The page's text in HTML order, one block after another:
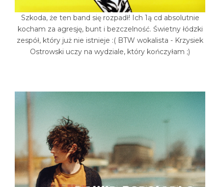
Szkoda, że ten band się rozpadł! Ich 1ą cd absolutnie
kocham za agresję, bunt i bezczelność. Świetny łódzki
zespół, który już nie istnieje :( BTW wokalista - Krzysiek
Ostrowski uczy na wydziale, który kończyłam ;)